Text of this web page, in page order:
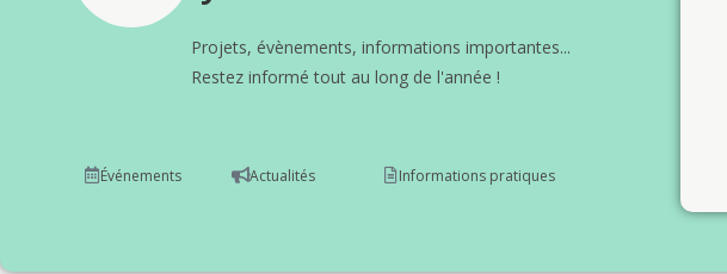
Projets, évènements, informations importantes...
Restez informé tout au long de l'année !
Événements Actualités Informations pratiques